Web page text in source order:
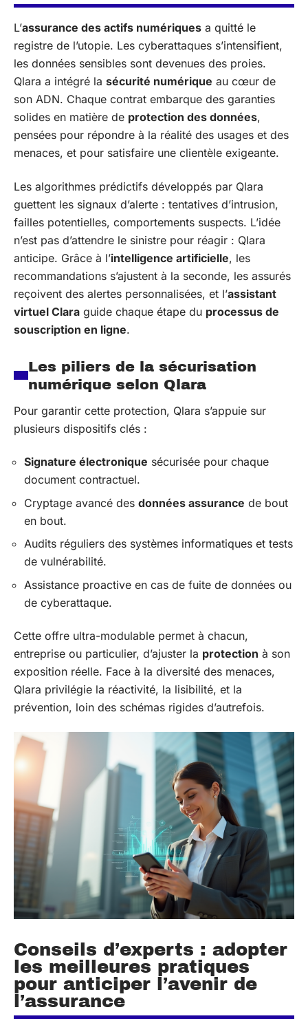
L’assurance des actifs numériques a quitté le
registre de l’utopie. Les cyberattaques s’intensifient,
les données sensibles sont devenues des proies.
Qlara a intégré la sécurité numérique au cœur de
son ADN. Chaque contrat embarque des garanties
solides en matière de protection des données,
pensées pour répondre à la réalité des usages et des
menaces, et pour satisfaire une clientèle exigeante.
Les algorithmes prédictifs développés par Qlara
guettent les signaux d’alerte : tentatives d’intrusion,
failles potentielles, comportements suspects. L’idée
n’est pas d’attendre le sinistre pour réagir : Qlara
anticipe. Grâce à l’intelligence artificielle, les
recommandations s’ajustent à la seconde, les assurés
reçoivent des alertes personnalisées, et l’assistant
virtuel Clara guide chaque étape du processus de
souscription en ligne.
Les piliers de la sécurisation
numérique selon Qlara
Pour garantir cette protection, Qlara s’appuie sur
plusieurs dispositifs clés :
Signature électronique sécurisée pour chaque
document contractuel.
Cryptage avancé des données assurance de bout
en bout.
Audits réguliers des systèmes informatiques et tests
de vulnérabilité.
Assistance proactive en cas de fuite de données ou
de cyberattaque.
Cette offre ultra-modulable permet à chacun,
entreprise ou particulier, d’ajuster la protection à son
exposition réelle. Face à la diversité des menaces,
Qlara privilégie la réactivité, la lisibilité, et la
prévention, loin des schémas rigides d’autrefois.
Conseils d’experts : adopter
les meilleures pratiques
pour anticiper l’avenir de
l’assurance